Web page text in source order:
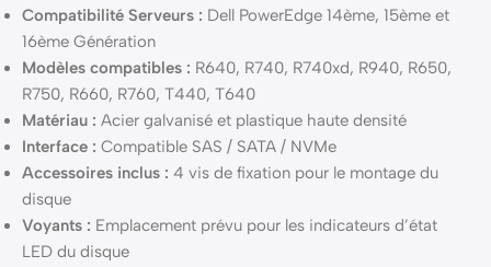
Compatibilité Serveurs : Dell PowerEdge 14ème, 15ème et
16ème Génération
Modèles compatibles : R640, R740, R740xd, R940, R650,
R750, R660, R760, T440, T640
Matériau : Acier galvanisé et plastique haute densité
Interface : Compatible SAS / SATA / NVMe
Accessoires inclus : 4 vis de fixation pour le montage du
disque
Voyants : Emplacement prévu pour les indicateurs d’état
LED du disque